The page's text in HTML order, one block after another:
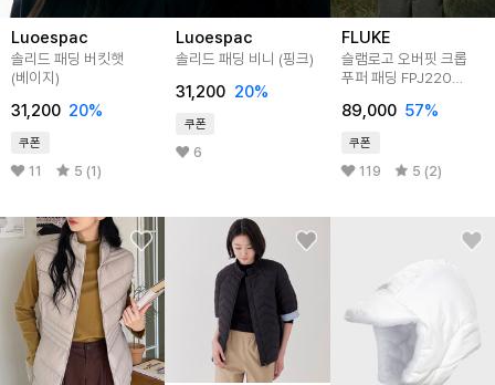
Luoespac
솔리드 패딩 버킷햇
(베이지)
31,200 20%
쿠폰
11 5 (1)
Luoespac
솔리드 패딩 비니 (핑크)
31,200 20%
쿠폰
6
FLUKE
슬램로고 오버핏 크롭
푸퍼 패딩 FPJ220
89,000 57%
쿠폰
119 5 (2)